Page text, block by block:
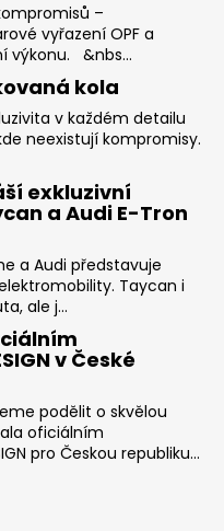
–
vyřazení OPF a
výkonu. &nbs...
kola
v každém detailu
neexistují kompromisy.
exkluzivní
a Audi E-Tron
a Audi představuje
Taycan i
ale j...
v České
podělit o skvělou
oficiálním
pro Českou republiku...